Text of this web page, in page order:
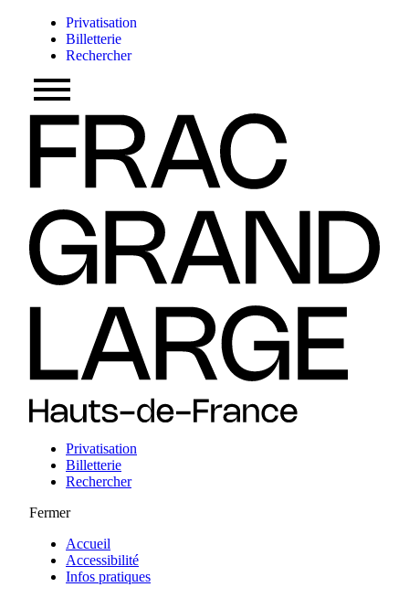
Privatisation
Billetterie
Rechercher
Privatisation
Billetterie
Rechercher
Fermer
Accueil
Accessibilité
Infos pratiques